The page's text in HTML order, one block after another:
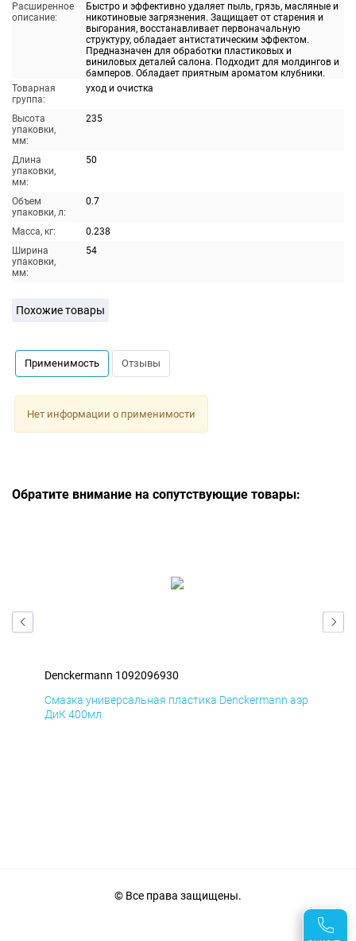
Расширенное
описание:
Быстро и эффективно удаляет пыль, грязь, масляные и
никотиновые загрязнения. Защищает от старения и
выгорания, восстанавливает первоначальную
структуру, обладает антистатическим эффектом.
Предназначен для обработки пластиковых и
виниловых деталей салона. Подходит для молдингов и
бамперов. Обладает приятным ароматом клубники.
Товарная
группа:
уход и очистка
Высота
упаковки,
мм:
235
Длина
упаковки,
мм:
50
Объем
упаковки, л:
0.7
Масса, кг:
0.238
Ширина
упаковки,
мм:
54
Похожие товары
Применимость Отзывы
Нет информации о применимости
Обратите внимание на сопутствующие товары:
Denckermann 1092096930
Смазка универсальная пластика Denckermann аэр
ДиК 400мл
© Все права защищены.